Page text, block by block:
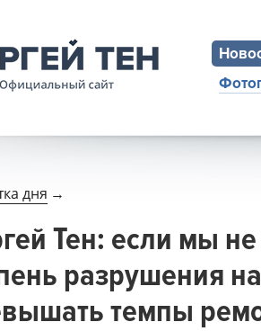
дня →
Тен: если мы
разрушения
темпы